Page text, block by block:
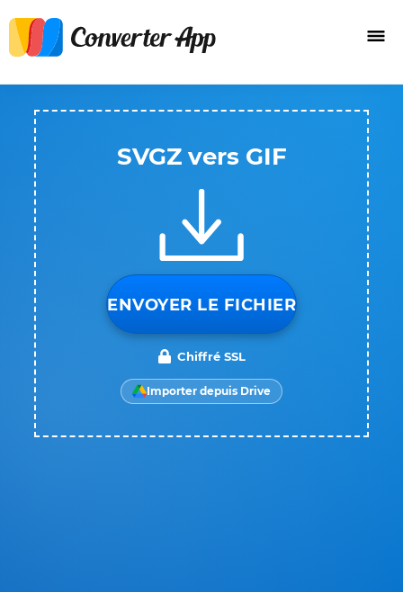
SVGZ vers GIF
ENVOYER LE FICHIER
Chiffré SSL
Importer depuis Drive